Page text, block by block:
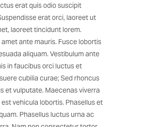
erat quis odio suscipit
erat orci, laoreet ut
laoreet tincidunt lorem.
ante mauris. Fusce lobortis
aliquam. Vestibulum ante
in faucibus orci luctus et
cubilia curae; Sed rhoncus
et vulputate. Maecenas viverra
vehicula lobortis. Phasellus et
Phasellus luctus urna ac